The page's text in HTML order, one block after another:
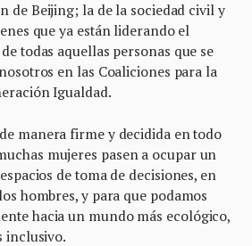
de Beijing; la de la sociedad civil y
que ya están liderando el
todas aquellas personas que se
en las Coaliciones para la
Igualdad.
manera firme y decidida en todo
mujeres pasen a ocupar un
de toma de decisiones, en
hombres, y para que podamos
hacia un mundo más ecológico,
inclusivo.